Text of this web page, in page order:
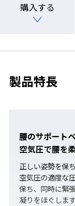
購入する
製品特長
腰のサポート
空気圧で腰を
正しい姿勢を保
空気圧の適度な
保ち、同時に緊
凝りをほぐします